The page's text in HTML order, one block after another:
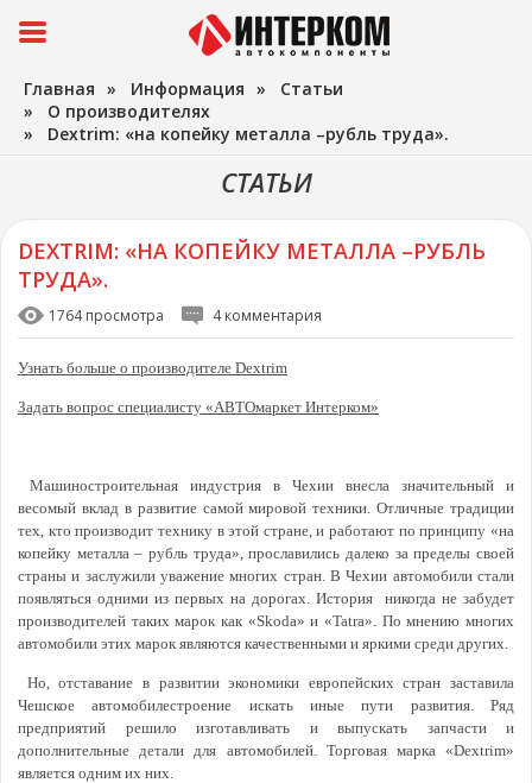
Главная » Информация » Статьи
» О производителях
» Dextrim: «на копейку металла –рубль труда».
СТАТЬИ
DEXTRIM: «НА КОПЕЙКУ МЕТАЛЛА –РУБЛЬ
ТРУДА».
1764 просмотра 4 комментария
Узнать больше о производителе Dextrim
Задать вопрос специалисту «АВТОмаркет Интерком»
Машиностроительная индустрия в Чехии внесла значительный и
весомый вклад в развитие самой мировой техники. Отличные традиции
тех, кто производит технику в этой стране, и работают по принципу «на
копейку металла – рубль труда», прославились далеко за пределы своей
страны и заслужили уважение многих стран. В Чехии автомобили стали
появляться одними из первых на дорогах. История никогда не забудет
производителей таких марок как «Skoda» и «Tatra». По мнению многих
автомобили этих марок являются качественными и яркими среди других.
Но, отставание в развитии экономики европейских стран заставила
Чешское автомобилестроение искать иные пути развития. Ряд
предприятий решило изготавливать и выпускать запчасти и
дополнительные детали для автомобилей. Торговая марка «Dextrim»
является одним их них.